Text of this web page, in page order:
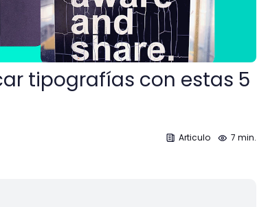
tipografías con estas 5
Articulo 7 min.